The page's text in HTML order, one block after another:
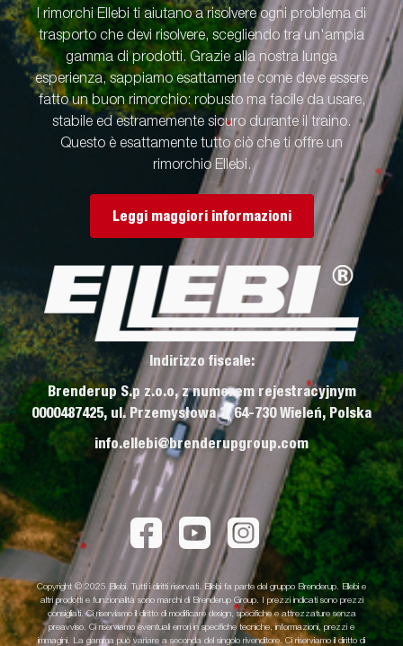
I rimorchi Ellebi ti aiutano a risolvere ogni problema di
trasporto che devi risolvere, scegliendo tra un'ampia
gamma di prodotti. Grazie alla nostra lunga
esperienza, sappiamo esattamente come deve essere
fatto un buon rimorchio: robusto ma facile da usare,
stabile ed estramemente sicuro durante il traino.
Questo è esattamente tutto ciò che ti offre un
rimorchio Ellebi.
Leggi maggiori informazioni
Indirizzo fiscale:
Brenderup S.p z.o.o, z numerem rejestracyjnym
0000487425, ul. Przemysłowa 3, 64-730 Wieleń, Polska
info.ellebi@brenderupgroup.com
Copyright © 2025 Ellebi. Tutti i diritti riservati. Ellebi fa parte del gruppo Brenderup. Ellebi e
altri prodotti e funzionalità sono marchi di Brenderup Group. I prezzi indicati sono prezzi
consigliati. Ci riserviamo il diritto di modificare design, specifiche e attrezzature senza
preavviso. Ci riserviamo eventuali errori in specifiche tecniche, informazioni, prezzi e
immagini. La gamma può variare a seconda del singolo rivenditore. Ci riserviamo il diritto di